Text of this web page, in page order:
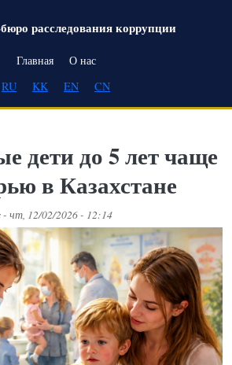
расследования коррупции
Main navigation
Главная
О нас
RU
KK EN CN
дети до 5 лет чаще
в Казахстане
- чт, 12/02/2026 - 12:14